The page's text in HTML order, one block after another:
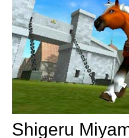
Shigeru